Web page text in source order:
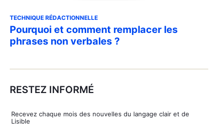
TECHNIQUE RÉDACTIONNELLE
Pourquoi et comment remplacer les
phrases non verbales ?
RESTEZ INFORMÉ
Rece­vez chaque mois des nou­velles du lan­gage clair et de
Lisible